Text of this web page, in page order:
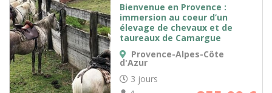
Bienvenue en Provence :
immersion au coeur d’un
élevage de chevaux et de
taureaux de Camargue
Provence-Alpes-Côte
d'Azur
3 jours